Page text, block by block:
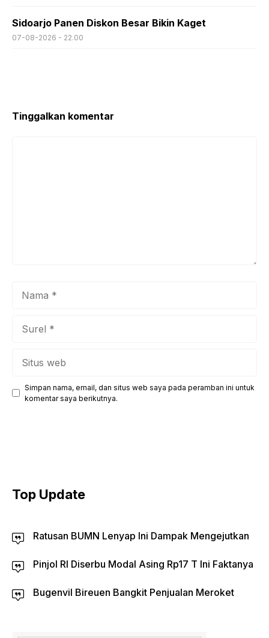
Sidoarjo Panen Diskon Besar Bikin Kaget
07-08-2026 - 22.00
Tinggalkan komentar
Simpan nama, email, dan situs web saya pada peramban ini untuk
komentar saya berikutnya.
Top Update
Ratusan BUMN Lenyap Ini Dampak Mengejutkan
Pinjol RI Diserbu Modal Asing Rp17 T Ini Faktanya
Bugenvil Bireuen Bangkit Penjualan Meroket